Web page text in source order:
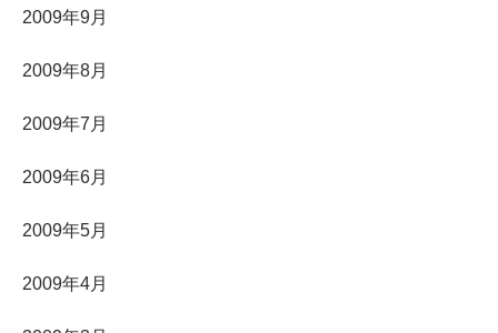
2009年9月
2009年8月
2009年7月
2009年6月
2009年5月
2009年4月